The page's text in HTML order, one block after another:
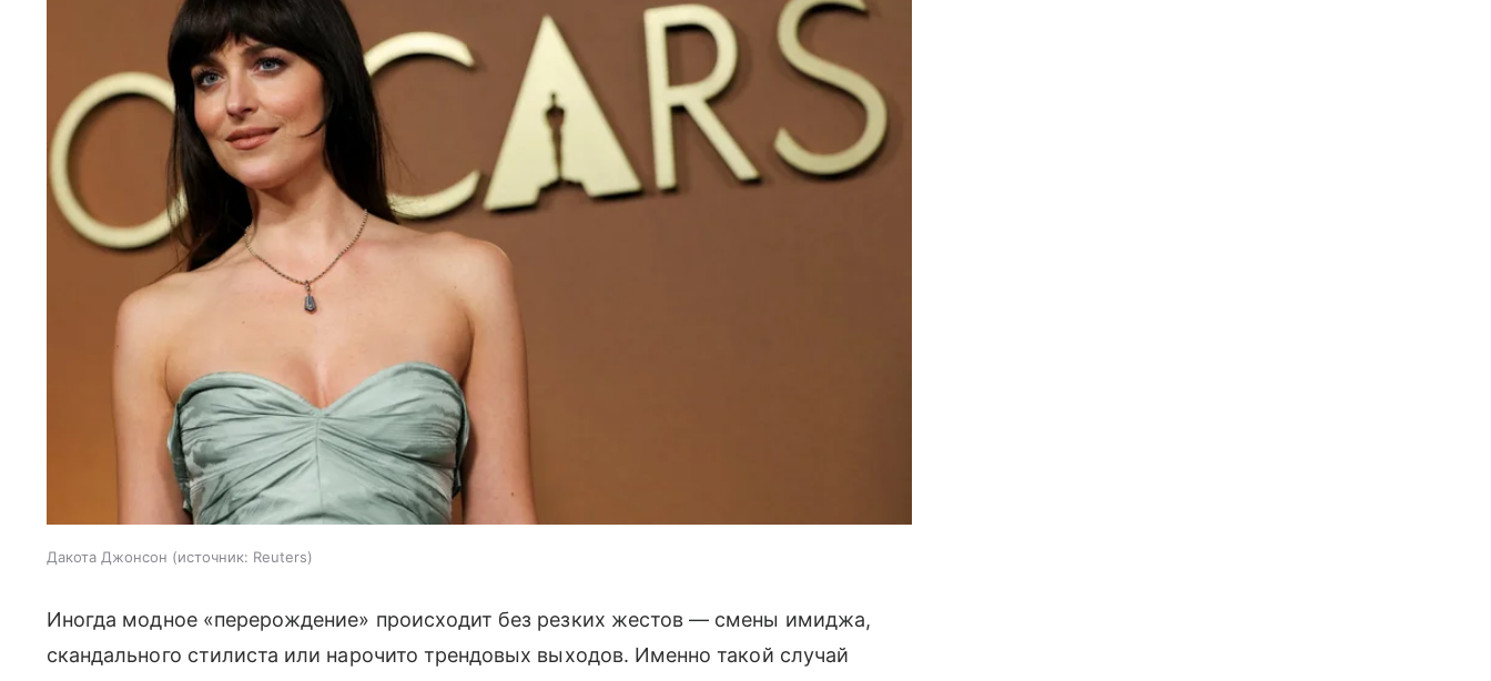
Дакота Джонсон источник: Reuters
Иногда модное «перерождение» происходит без резких жестов — смены имиджа,
скандального стилиста или нарочито трендовых выходов. Именно такой случай